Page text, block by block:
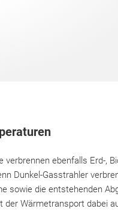
ebenfalls Erd-,
Dunkel-Gasstrahler
sowie die entstehenden
der Wärmetransport dabei